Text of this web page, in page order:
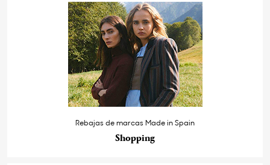
Rebajas de marcas Made in Spain
Shopping